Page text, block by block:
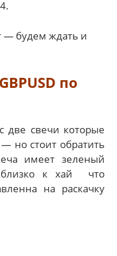
— будем ждать и
по
две свечи которые
но стоит обратить
имеет зеленый
к хай что
на раскачку